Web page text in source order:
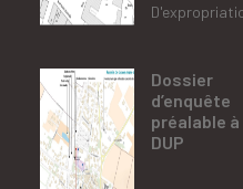
Dossier
d’enquête
préalable à
DUP